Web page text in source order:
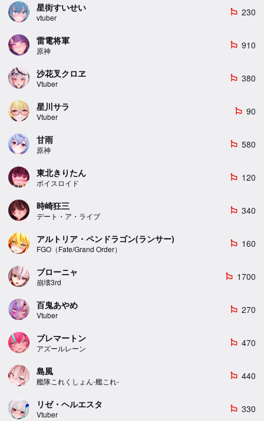
星街すいせい
vtuber
emoji_flags 230
雷電将軍
原神
emoji_flags 910
沙花叉クロヱ
Vtuber
emoji_flags 380
星川サラ
Vtuber
emoji_flags 90
甘雨
原神
emoji_flags 580
東北きりたん
ボイスロイド
emoji_flags 120
時崎狂三
デート・ア・ライブ
emoji_flags 340
アルトリア・ペンドラゴン(ランサー)
FGO（Fate/Grand Order）
emoji_flags 160
ブローニャ
崩壊3rd
emoji_flags 1700
百鬼あやめ
Vtuber
emoji_flags 270
ブレマートン
アズールレーン
emoji_flags 470
島風
艦隊これくしょん-艦これ-
emoji_flags 440
リゼ・ヘルエスタ
Vtuber
emoji_flags 330